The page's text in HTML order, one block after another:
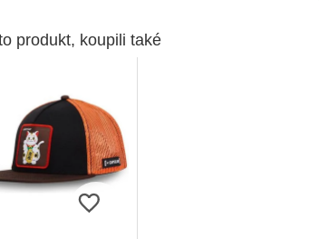
produkt, koupili také